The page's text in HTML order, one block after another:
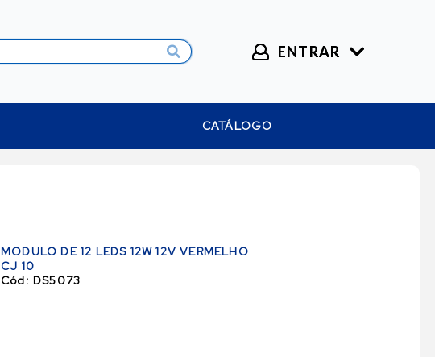
ENTRAR
CATÁLOGO
MODULO DE 12 LEDS 12W 12V VERMELHO
CJ 10
Cód: DS5073